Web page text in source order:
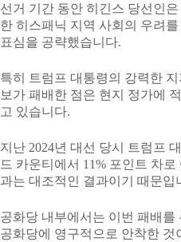
선거 기간 동안 히긴스 당선인
한 히스패닉 지역 사회의 우려
표심을 공략했습니다.
특히 트럼프 대통령의 강력한
보가 패배한 점은 현지 정가에
고 있습니다.
지난 2024년 대선 당시 트럼프
드 카운티에서 11% 포인트 차
과는 대조적인 결과이기 때문입
공화당 내부에서는 이번 패배를
공화당에 영구적으로 안착한 것